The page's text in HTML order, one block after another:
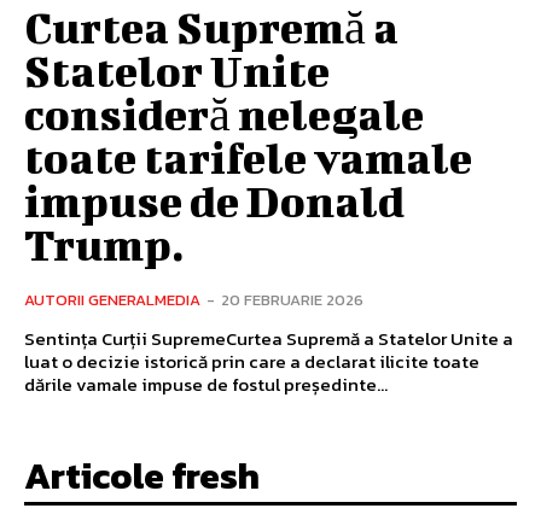
Curtea Supremă a
Statelor Unite
consideră nelegale
toate tarifele vamale
impuse de Donald
Trump.
AUTORII GENERALMEDIA - 20 FEBRUARIE 2026
Sentința Curții SupremeCurtea Supremă a Statelor Unite a
luat o decizie istorică prin care a declarat ilicite toate
dările vamale impuse de fostul președinte...
Articole fresh